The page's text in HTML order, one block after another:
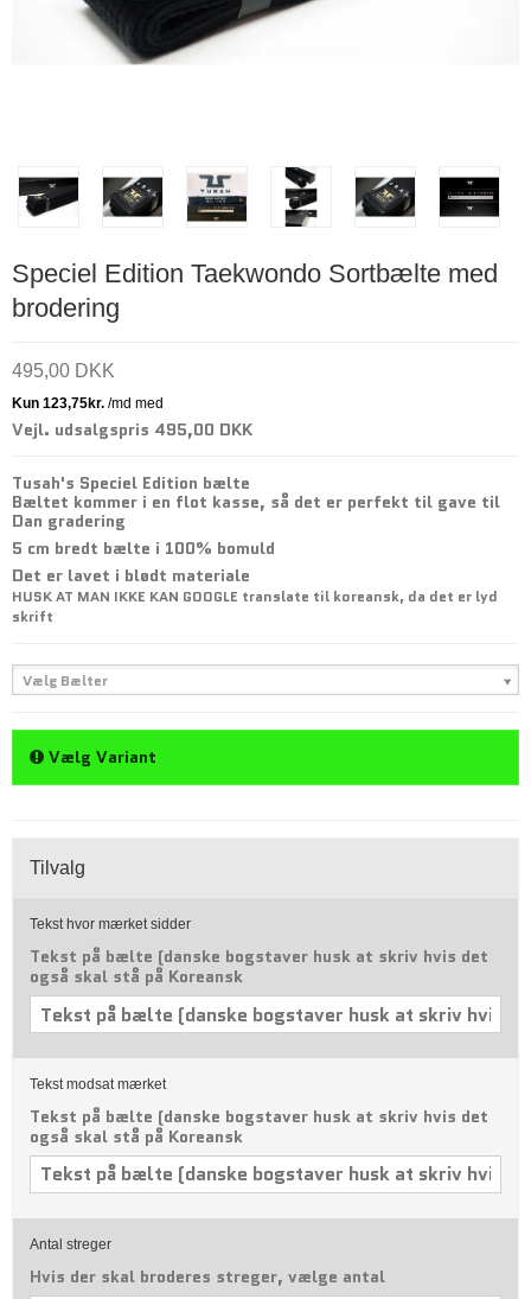
Speciel Edition Taekwondo Sortbælte med
brodering
495,00 DKK
Vejl. udsalgspris 495,00 DKK
Tusah's Speciel Edition bælte
Bæltet kommer i en flot kasse, så det er perfekt til gave til
Dan gradering
5 cm bredt bælte i 100% bomuld
Det er lavet i blødt materiale
HUSK AT MAN IKKE KAN GOOGLE translate til koreansk, da det er lyd
skrift
Vælg Bælter
Vælg Variant
Tilvalg
Tekst hvor mærket sidder
Tekst på bælte (danske bogstaver husk at skriv hvis det
også skal stå på Koreansk
Tekst modsat mærket
Tekst på bælte (danske bogstaver husk at skriv hvis det
også skal stå på Koreansk
Antal streger
Hvis der skal broderes streger, vælge antal